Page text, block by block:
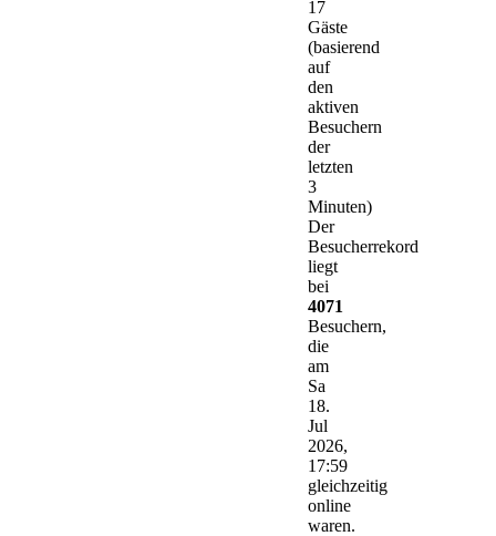
17
Gäste
(basierend
auf
den
aktiven
Besuchern
der
letzten
3
Minuten)
Der
Besucherrekord
liegt
bei
4071
Besuchern,
die
am
Sa
18.
Jul
2026,
17:59
gleichzeitig
online
waren.